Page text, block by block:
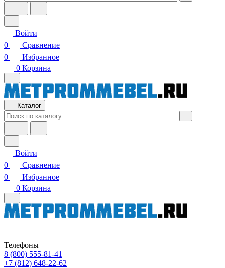
Войти
0
Сравнение
0
Избранное
0 Корзина
Каталог
Войти
0
Сравнение
0
Избранное
0 Корзина
Телефоны
8 (800) 555-81-41
+7 (812) 648-22-62